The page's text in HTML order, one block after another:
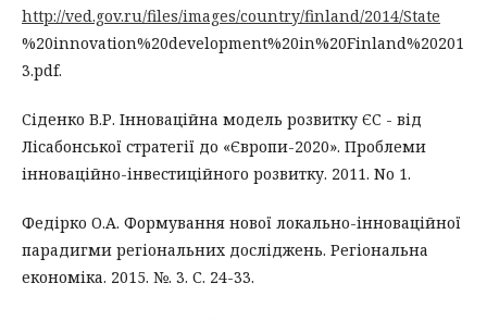
http://ved.gov.ru/files/images/country/finland/2014/State
%20innovation%20development%20in%20Finland%20201
3.pdf.
Сіденко В.Р. Інноваційна модель розвитку ЄС - від
Лісабонської стратегії до «Європи-2020». Проблеми
інноваційно-інвестиційного розвитку. 2011. No 1.
Федірко О.А. Формування нової локально-інноваційної
парадигми регіональних досліджень. Регіональна
економіка. 2015. №. 3. С. 24-33.